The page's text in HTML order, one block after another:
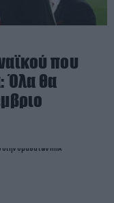
που
Όλα θα